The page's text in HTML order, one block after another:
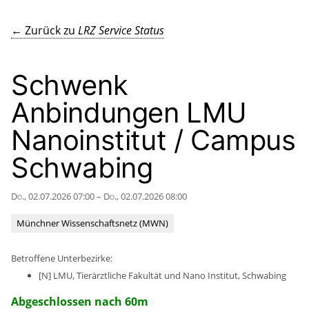
← Zurück zu LRZ Service Status
Schwenk
Anbindungen LMU
Nanoinstitut / Campus
Schwabing
Do., 02.07.2026 07:00 – Do., 02.07.2026 08:00
Münchner Wissenschaftsnetz (MWN)
Betroffene Unterbezirke:
[N] LMU, Tierärztliche Fakultät und Nano Institut, Schwabing
Abgeschlossen nach 60m